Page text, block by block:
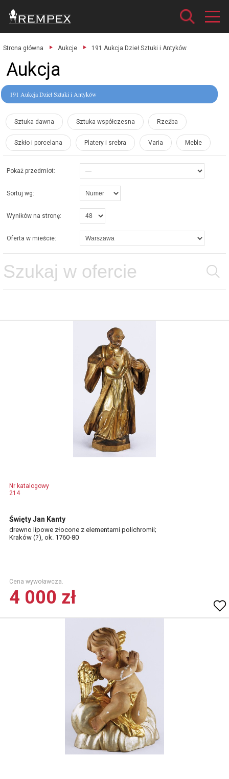
Strona główna Aukcje 191 Aukcja Dzieł Sztuki i Antyków
Aukcja
191 Aukcja Dzieł Sztuki i Antyków
Sztuka dawna Sztuka współczesna Rzeźba
Szkło i porcelana Platery i srebra Varia Meble
Pokaż przedmiot:
Sortuj wg:
Wyników na stronę:
Oferta w mieście:
Nr katalogowy
214
Święty Jan Kanty
drewno lipowe złocone z elementami polichromii;
Kraków (?), ok. 1760-80
Cena wywoławcza.
4 000 zł